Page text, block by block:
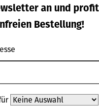
Preis:
€
her mit
integriert
Regulärer
37,95 €
an und
Bestellung!